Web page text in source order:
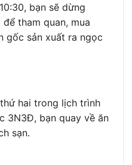
bạn sẽ dừng
tham quan, mua
gốc sản xuất ra ngọc
hai trong lịch trình
3N3Đ, bạn quay về ăn
sạn.